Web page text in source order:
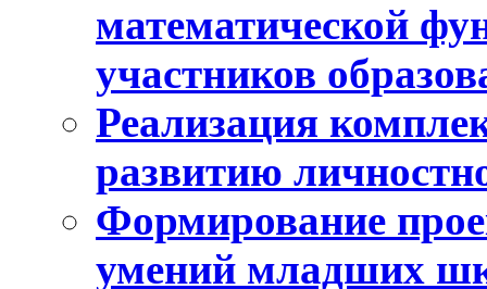
математической
участников
Реализация
развитию
Формирование
умений младших